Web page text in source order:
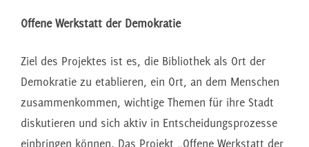
Offene Werkstatt der Demokratie
Ziel des Projektes ist es, die Bibliothek als Ort der
Demokratie zu etablieren, ein Ort, an dem Menschen
zusammenkommen, wichtige Themen für ihre Stadt
diskutieren und sich aktiv in Entscheidungsprozesse
einbringen können. Das Projekt „Offene Werkstatt der